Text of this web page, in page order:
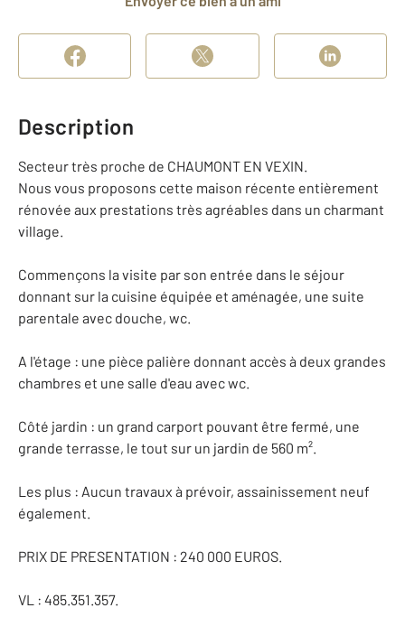
Description
Secteur très proche de CHAUMONT EN VEXIN.
Nous vous proposons cette maison récente entièrement
rénovée aux prestations très agréables dans un charmant
village.
Commençons la visite par son entrée dans le séjour
donnant sur la cuisine équipée et aménagée, une suite
parentale avec douche, wc.
A l'étage : une pièce palière donnant accès à deux grandes
chambres et une salle d'eau avec wc.
Côté jardin : un grand carport pouvant être fermé, une
grande terrasse, le tout sur un jardin de 560 m².
Les plus : Aucun travaux à prévoir, assainissement neuf
également.
PRIX DE PRESENTATION : 240 000 EUROS.
VL : 485.351.357.